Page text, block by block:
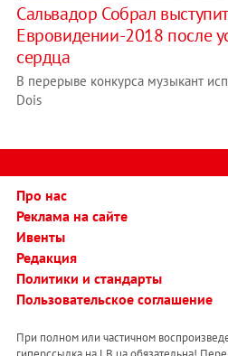
Сальвадор Собрал
Евровидении-2018 после
сердца
В перерыве конкурса музыкант
Dois
Про нас
Реклама на сайте
Ивенты
Редакция
Политики и стандарты
Пользовательское соглашение
При полном или частичном